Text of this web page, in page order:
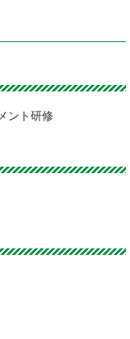
ント研修